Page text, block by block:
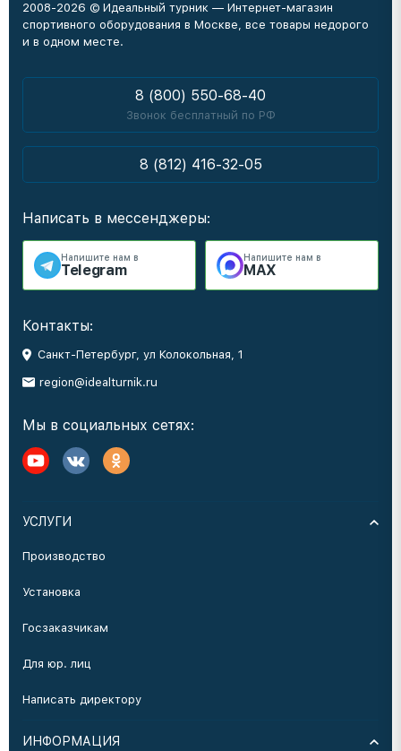
2008-2026 © Идеальный турник — Интернет-магазин
спортивного оборудования в Москве, все товары недорого
и в одном месте.
8 (800) 550-68-40
Звонок бесплатный по РФ
8 (812) 416-32-05
Написать в мессенджеры:
Напишите нам в
Telegram
Напишите нам в
MAX
Контакты:
Санкт-Петербург, ул Колокольная, 1
region@idealturnik.ru
Мы в социальных сетях:
УСЛУГИ
Производство
Установка
Госзаказчикам
Для юр. лиц
Написать директору
ИНФОРМАЦИЯ